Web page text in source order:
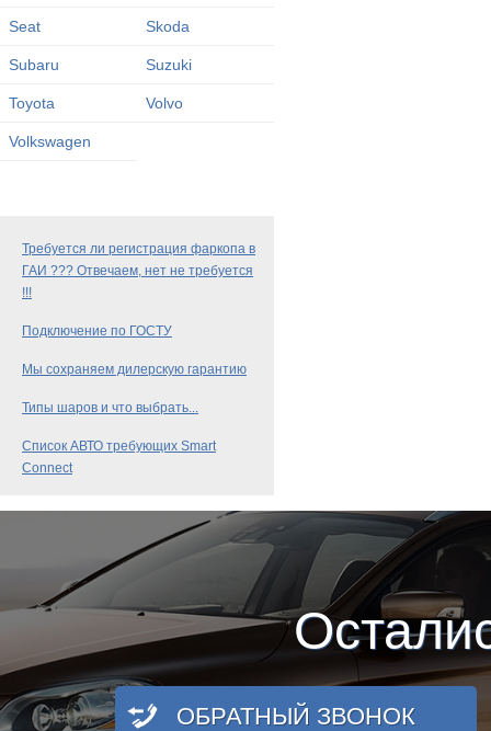
Seat Skoda
Subaru Suzuki
Toyota Volvo
Volkswagen
Требуется ли регистрация фаркопа в
ГАИ ??? Отвечаем, нет не требуется
!!!
Подключение по ГОСТУ
Мы сохраняем дилерскую гарантию
Типы шаров и что выбрать...
Список АВТО требующих Smart
Connect
ОБРАТНЫЙ ЗВОНОК